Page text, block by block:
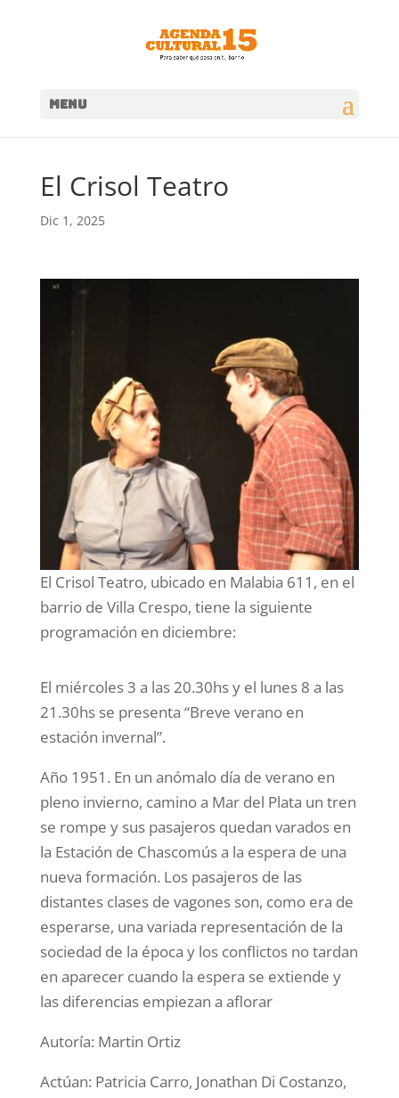
MENU
El Crisol Teatro
Dic 1, 2025
El Crisol Teatro, ubicado en Malabia 611, en el
barrio de Villa Crespo, tiene la siguiente
programación en diciembre:
El miércoles 3 a las 20.30hs y el lunes 8 a las
21.30hs se presenta “Breve verano en
estación invernal”.
Año 1951. En un anómalo día de verano en
pleno invierno, camino a Mar del Plata un tren
se rompe y sus pasajeros quedan varados en
la Estación de Chascomús a la espera de una
nueva formación. Los pasajeros de las
distantes clases de vagones son, como era de
esperarse, una variada representación de la
sociedad de la época y los conflictos no tardan
en aparecer cuando la espera se extiende y
las diferencias empiezan a aflorar
Autoría: Martin Ortiz
Actúan: Patricia Carro, Jonathan Di Costanzo,